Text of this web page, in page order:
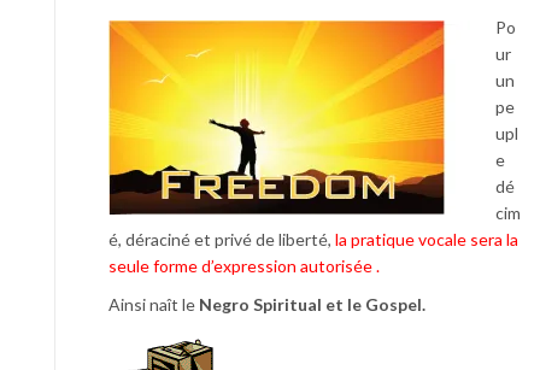
Po
ur
un
pe
upl
e
dé
cim
é, déraciné et privé de liberté, la pratique vocale sera la
seule forme d’expression autorisée .
Ainsi naît le Negro Spiritual et le Gospel.